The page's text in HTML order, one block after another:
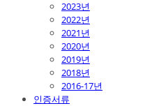
2023년
2022년
2021년
2020년
2019년
2018년
2016-17년
인증서류